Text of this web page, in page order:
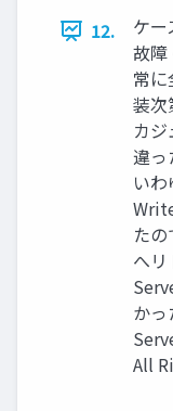
12.
ケ
故障
常
装次
カ
違っ
い
た
へ
か
All